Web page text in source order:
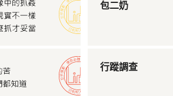
包二奶
行蹤調查